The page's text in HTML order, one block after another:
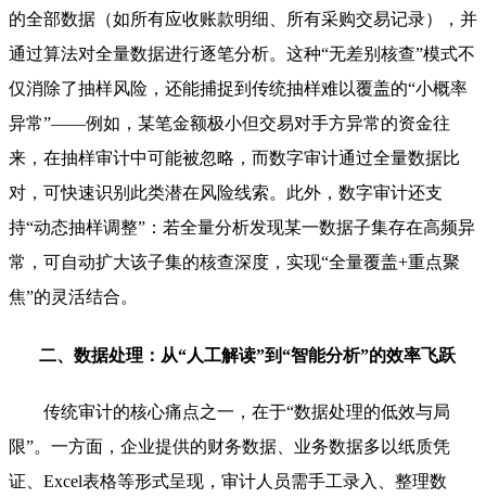
的全部数据（如所有应收账款明细、所有采购交易记录），并
通过算法对全量数据进行逐笔分析。这种“无差别核查”模式不
仅消除了抽样风险，还能捕捉到传统抽样难以覆盖的“小概率
异常”——例如，某笔金额极小但交易对手方异常的资金往
来，在抽样审计中可能被忽略，而数字审计通过全量数据比
对，可快速识别此类潜在风险线索。此外，数字审计还支
持“动态抽样调整”：若全量分析发现某一数据子集存在高频异
常，可自动扩大该子集的核查深度，实现“全量覆盖+重点聚
焦”的灵活结合。
二、数据处理：从“人工解读”到“智能分析”的效率飞跃
传统审计的核心痛点之一，在于“数据处理的低效与局
限”。一方面，企业提供的财务数据、业务数据多以纸质凭
证、Excel表格等形式呈现，审计人员需手工录入、整理数